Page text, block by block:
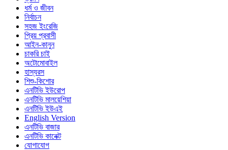
ধর্ম ও জীবন
নির্বাচন
সহজ ইংরেজি
প্রিয় প্রবাসী
আইন-কানুন
চাকরি চাই
অটোমোবাইল
হাস্যরস
শিশু-কিশোর
এনটিভি ইউরোপ
এনটিভি মালয়েশিয়া
এনটিভি ইউএই
English Version
এনটিভি বাজার
এনটিভি কানেক্ট
যোগাযোগ